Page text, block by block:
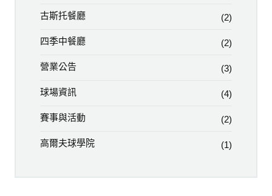
古斯托餐廳 (2)
四季中餐廳 (2)
營業公告 (3)
球場資訊 (4)
賽事與活動 (2)
高爾夫球學院 (1)